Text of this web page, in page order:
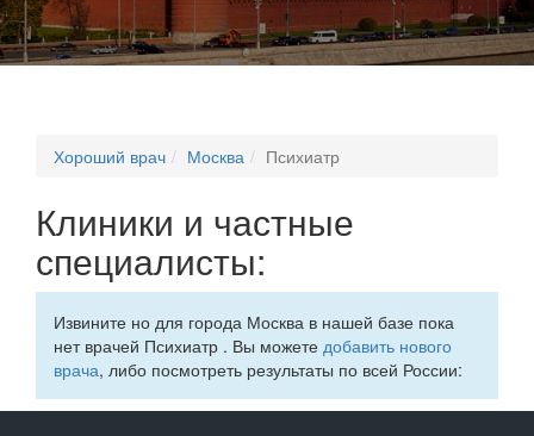
Хороший врач Москва Психиатр
Клиники и частные
специалисты:
Извините но для города Москва в нашей базе пока
нет врачей Психиатр . Вы можете добавить нового
врача, либо посмотреть результаты по всей России: